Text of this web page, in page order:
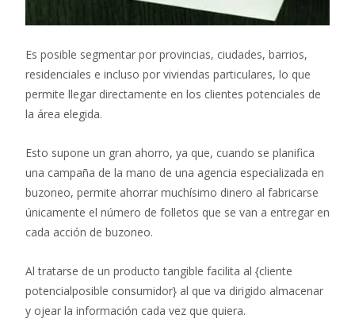
Es posible segmentar por provincias, ciudades, barrios,
residenciales e incluso por viviendas particulares, lo que
permite llegar directamente en los clientes potenciales de
la área elegida.
Esto supone un gran ahorro, ya que, cuando se planifica
una campaña de la mano de una agencia especializada en
buzoneo, permite ahorrar muchísimo dinero al fabricarse
únicamente el número de folletos que se van a entregar en
cada acción de buzoneo.
Al tratarse de un producto tangible facilita al {cliente
potencialposible consumidor} al que va dirigido almacenar
y ojear la información cada vez que quiera.